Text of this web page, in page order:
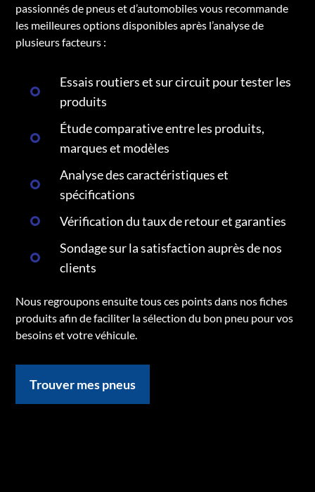
passionnés de pneus et d’automobiles vous recommande
les meilleures options disponibles après l’analyse de
plusieurs facteurs :
Essais routiers et sur circuit pour tester les
produits
Étude comparative entre les produits,
marques et modèles
Analyse des caractéristiques et
spécifications
Vérification du taux de retour et garanties
Sondage sur la satisfaction auprès de nos
clients
Nous regroupons ensuite tous ces points dans nos fiches
produits afin de faciliter la sélection du bon pneu pour vos
besoins et votre véhicule.
Trouver mes pneus